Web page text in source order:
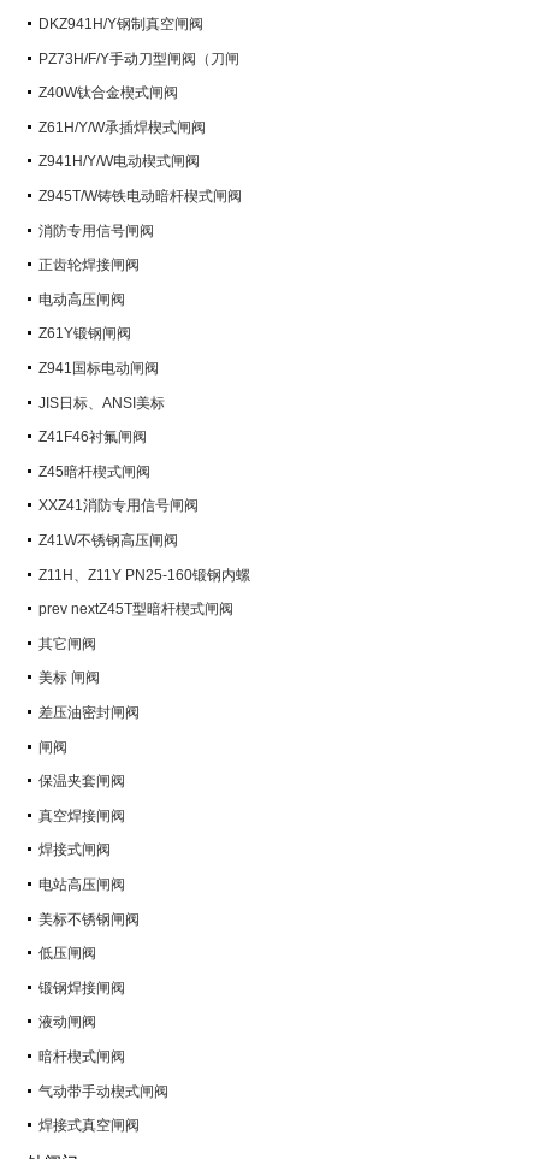
~600（Lb） 钢制楔式闸阀
DKZ941H/Y钢制真空闸阀
PZ73H/F/Y手动刀型闸阀（刀闸
阀）Z40W钛合金楔式闸阀
Z61H/Y/W承插焊楔式闸阀
Z941H/Y/W电动楔式闸阀
Z945T/W铸铁电动暗杆楔式闸阀
消防专用信号闸阀
正齿轮焊接闸阀
电动高压闸阀
Z61Y锻钢闸阀
Z941国标电动闸阀
JIS日标、ANSI美标
Z41F46衬氟闸阀
Z45暗杆楔式闸阀
XXZ41消防专用信号闸阀
Z41W不锈钢高压闸阀
Z11H、Z11Y PN25-160锻钢内螺
纹楔式闸阀
prev nextZ45T型暗杆楔式闸阀
其它闸阀
美标 闸阀
差压油密封闸阀
闸阀
保温夹套闸阀
真空焊接闸阀
焊接式闸阀
电站高压闸阀
美标不锈钢闸阀
低压闸阀
锻钢焊接闸阀
液动闸阀
暗杆楔式闸阀
气动带手动楔式闸阀
焊接式真空闸阀